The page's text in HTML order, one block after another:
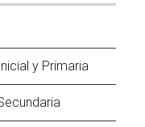
y Primaria